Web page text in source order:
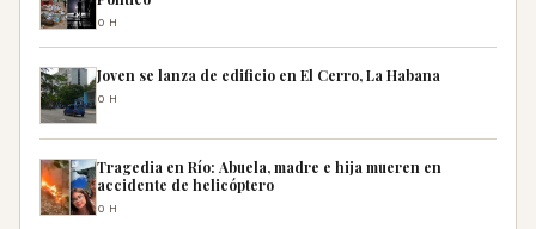
0H
Joven se lanza de edificio en El Cerro, La Habana
0H
Tragedia en Río: Abuela, madre e hija mueren en
accidente de helicóptero
0H